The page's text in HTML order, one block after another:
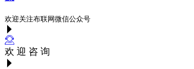
欢迎关注布联网微信公众号
欢 迎 咨 询